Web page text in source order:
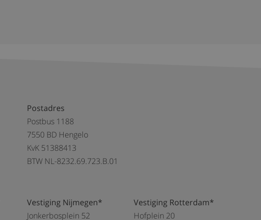
Postadres
Postbus 1188
7550 BD Hengelo
KvK 51388413
BTW NL-8232.69.723.B.01
Vestiging Nijmegen*
Jonkerbosplein 52
Vestiging Rotterdam*
Hofplein 20